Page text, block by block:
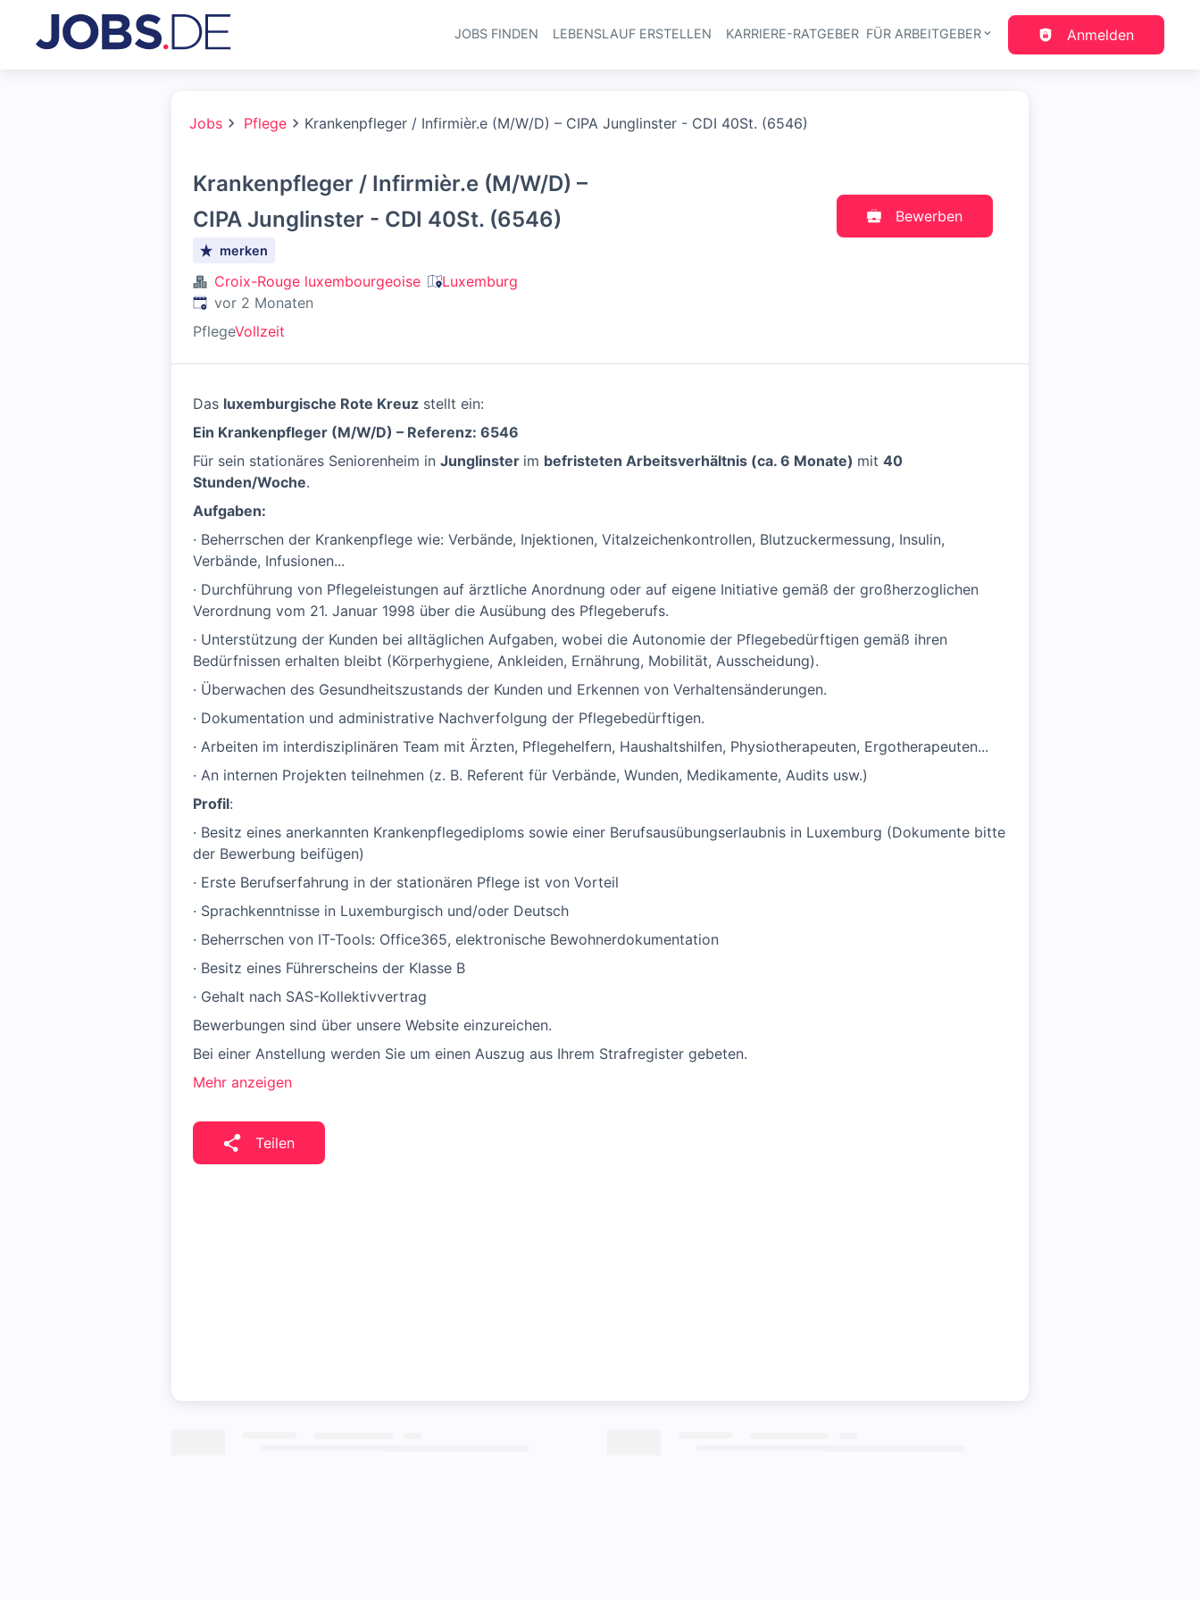
Haupt-Navigation
JOBS FINDEN LEBENSLAUF ERSTELLEN KARRIERE-RATGEBER FÜR ARBEITGEBER Anmelden
Jobs Pflege Krankenpfleger / Infirmièr.e (M/W/D) – CIPA Junglinster - CDI 40St. (6546)
Krankenpfleger / Infirmièr.e (M/W/D) –
CIPA Junglinster - CDI 40St. (6546)
merken
Croix-Rouge luxembourgeoise
Luxemburg
Veröffentlicht:
vor 2 Monaten
PflegeVollzeit
Bewerben
Das luxemburgische Rote Kreuz stellt ein:
Ein Krankenpfleger (M/W/D) – Referenz: 6546
Für sein stationäres Seniorenheim in Junglinster im befristeten Arbeitsverhältnis (ca. 6 Monate) mit 40
Stunden/Woche.
Aufgaben:
· Beherrschen der Krankenpflege wie: Verbände, Injektionen, Vitalzeichenkontrollen, Blutzuckermessung, Insulin,
Verbände, Infusionen...
· Durchführung von Pflegeleistungen auf ärztliche Anordnung oder auf eigene Initiative gemäß der großherzoglichen
Verordnung vom 21. Januar 1998 über die Ausübung des Pflegeberufs.
· Unterstützung der Kunden bei alltäglichen Aufgaben, wobei die Autonomie der Pflegebedürftigen gemäß ihren
Bedürfnissen erhalten bleibt (Körperhygiene, Ankleiden, Ernährung, Mobilität, Ausscheidung).
· Überwachen des Gesundheitszustands der Kunden und Erkennen von Verhaltensänderungen.
· Dokumentation und administrative Nachverfolgung der Pflegebedürftigen.
· Arbeiten im interdisziplinären Team mit Ärzten, Pflegehelfern, Haushaltshilfen, Physiotherapeuten, Ergotherapeuten...
· An internen Projekten teilnehmen (z. B. Referent für Verbände, Wunden, Medikamente, Audits usw.)
Profil:
· Besitz eines anerkannten Krankenpflegediploms sowie einer Berufsausübungserlaubnis in Luxemburg (Dokumente bitte
der Bewerbung beifügen)
· Erste Berufserfahrung in der stationären Pflege ist von Vorteil
· Sprachkenntnisse in Luxemburgisch und/oder Deutsch
· Beherrschen von IT-Tools: Office365, elektronische Bewohnerdokumentation
· Besitz eines Führerscheins der Klasse B
· Gehalt nach SAS-Kollektivvertrag
Bewerbungen sind über unsere Website einzureichen.
Bei einer Anstellung werden Sie um einen Auszug aus Ihrem Strafregister gebeten.
Mehr anzeigen
Teilen